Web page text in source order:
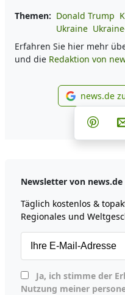
Themen: Donald Trump
Ukraine
Erfahren Sie hier mehr
und die Redaktion von
news.de
Newsletter von news.de
Täglich kostenlos &
Regionales und
Nutzung meiner